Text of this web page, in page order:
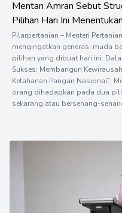
Mentan Amran Sebut
Pilihan Hari Ini
Pilarpertanian – Menteri
mengingatkan generasi muda
pilihan yang dibuat hari ini.
Sukses: Membangun
Ketahanan Pangan Nasional”,
orang dihadapkan pada dua
sekarang atau bersenang-